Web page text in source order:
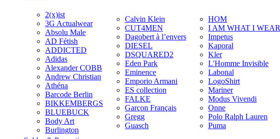
2(x)ist
3G Actualwear
Absolu Male
AD Fétish
ADDICTED
Adidas
Alexander COBB
Andrew Christian
Athéna
Barcode Berlin
BIKKEMBERGS
BLUEBUCK
Body Art
Burlington
Calvin Klein
CUT4MEN
Dagobert à l’envers
DIESEL
DSQUARED2
Eden Park
Eminence
Emporio Armani
ES collection
FALKE
Garçon Français
Gregg
Guasch
HOM
I AM WHAT I WEAR
Impetus
Kaporal
Kler
L'Homme Invisible
Labonal
LogoShirt
Mariner
Modus Vivendi
Onne
Polo Ralph Lauren
Puma